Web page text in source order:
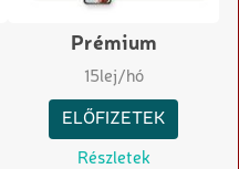
Prémium
15lej/hó
ELŐFIZETEK
Részletek